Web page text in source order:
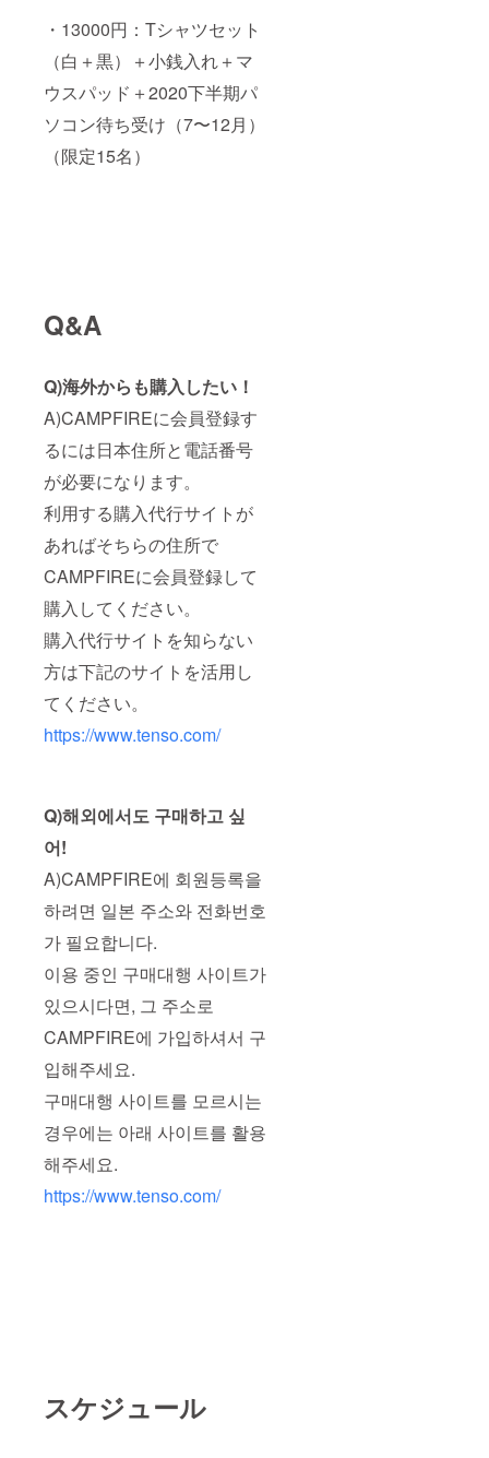
・13000円：Tシャツセット
（白＋黒）＋小銭入れ＋マ
ウスパッド＋2020下半期パ
ソコン待ち受け（7〜12月）
（限定15名）
Q&A
Q)海外からも購入したい！
A)CAMPFIREに会員登録す
るには日本住所と電話番号
が必要になります。
利用する購入代行サイトが
あればそちらの住所で
CAMPFIREに会員登録して
購入してください。
購入代行サイトを知らない
方は下記のサイトを活用し
てください。
https://www.tenso.com/
Q)해외에서도 구매하고 싶
어!
A)CAMPFIRE에 회원등록을
하려면 일본 주소와 전화번호
가 필요합니다.
이용 중인 구매대행 사이트가
있으시다면, 그 주소로
CAMPFIRE에 가입하셔서 구
입해주세요.
구매대행 사이트를 모르시는
경우에는 아래 사이트를 활용
해주세요.
https://www.tenso.com/
スケジュール